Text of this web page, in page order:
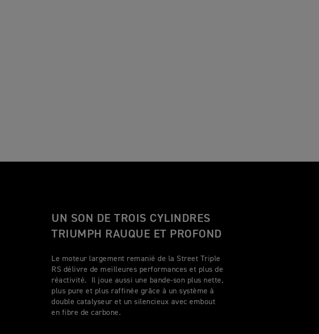
UN SON DE TROIS CYLINDRES
TRIUMPH RAUQUE ET PROFOND
Le moteur largement remanié de la Street Triple
RS délivre de meilleures performances et plus de
réactivité. Il joue aussi une bande-son plus nette,
plus pure et plus raffinée grâce à un système à
double catalyseur et un silencieux avec embout
en fibre de carbone.